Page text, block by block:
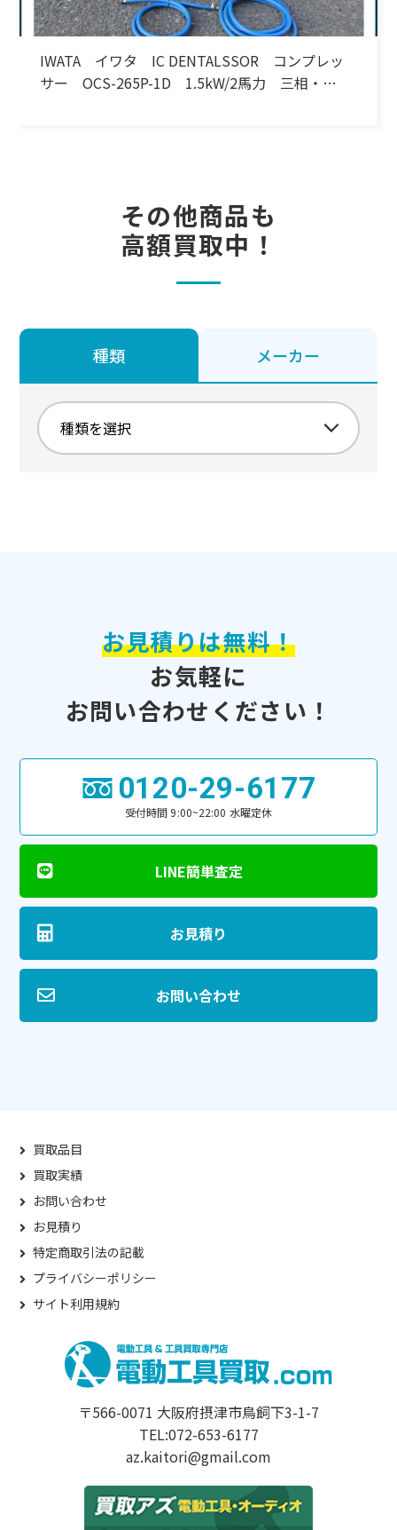
IWATA イワタ IC DENTALSSOR コンプレッ
サー OCS-265P-1D 1.5kW/2馬力 三相・
その他商品も
高額買取中！
種類 メーカー
お見積りは無料！
お気軽に
お問い合わせください！
0120-29-6177
受付時間 9:00~22:00 水曜定休
LINE簡単査定
お見積り
お問い合わせ
買取品目
買取実績
お問い合わせ
お見積り
特定商取引法の記載
プライバシーポリシー
サイト利用規約
〒566-0071 大阪府摂津市鳥飼下3-1-7
TEL:072-653-6177
az.kaitori@gmail.com